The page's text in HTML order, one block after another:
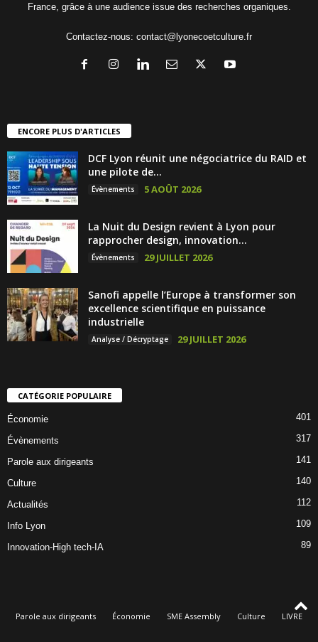
France, grâce à une audience issue des recherches organiques.
Contactez-nous: contact@lyonecoetculture.fr
ENCORE PLUS D'ARTICLES
DCF Lyon réunit une négociatrice du RAID et
une pilote de...
Évènements 5 AOÛT 2026
La Nuit du Design revient à Lyon pour
rapprocher design, innovation...
Évènements 29 JUILLET 2026
Sanofi appelle l’Europe à transformer son
excellence scientifique en puissance
industrielle
Analyse / Décryptage 29 JUILLET 2026
CATÉGORIE POPULAIRE
Économie 401
Évènements 317
Parole aux dirigeants 141
Culture 140
Actualités 112
Info Lyon 109
Innovation-High tech-IA 89
Parole aux dirigeants Économie SME Assembly Culture
LIVRE